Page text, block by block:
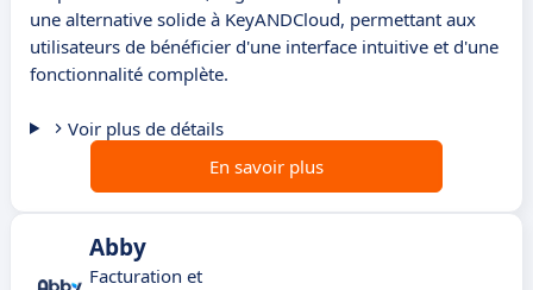
une alternative solide à KeyANDCloud, permettant aux
utilisateurs de bénéficier d'une interface intuitive et d'une
fonctionnalité complète.
Voir plus de détails
En savoir plus
Abby
Facturation et